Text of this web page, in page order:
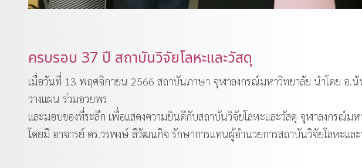
ครบรอบ 37 ปี สถาบันวิจัยโลหะและวัสดุ
เมื่อวันที่ 13 พฤศจิกายน 2566 สถาบันภาษา จุฬาลงกรณ์มหาวิทยาลัย นำโดย อ.นั
วางแผน ร่วมอวยพร
และมอบของที่ระลึก เพื่อแสดงความยินดีกับสถาบันวิจัยโลหะและวัสดุ จุฬาลงกรณ์ม
โดยมี อาจารย์ ดร.วรพงษ์ ลีวัฒนกิจ รักษาการแทนผู้อำนวยการสถาบันวิจัยโลหะแล